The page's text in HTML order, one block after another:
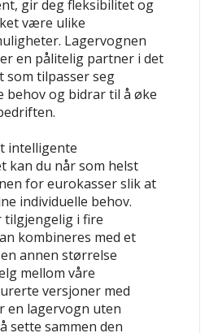
gir deg fleksibilitet og
være ulike
Lagervognen
en pålitelig partner i det
som tilpasser seg
behov og bidrar til å øke
intelligente
kan du når som helst
for eurokasser slik at
individuelle behov.
tilgjengelig i fire
kombineres med et
annen størrelse
mellom våre
versjoner med
en lagervogn uten
sette sammen den